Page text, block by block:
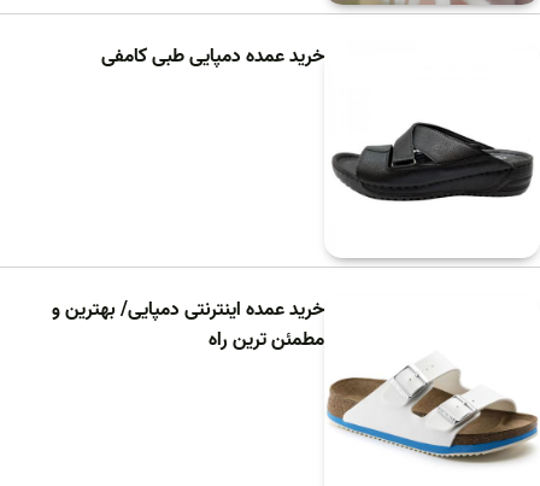
خرید عمده دمپایی طبی کامفی
خرید عمده اینترنتی دمپایی/ بهترین و
مطمئن ترین راه